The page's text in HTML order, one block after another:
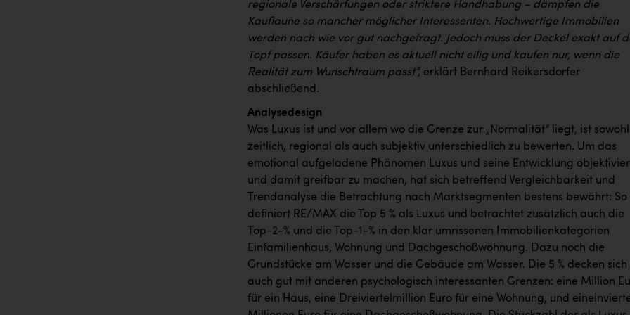
regionale Verschärfungen oder striktere Handhabung – dämpfen die
Kauflaune so mancher möglicher Interessenten. Hochwertige Immobilien
werden nach wie vor gut nachgefragt. Jedoch muss der Deckel exakt auf
Topf passen. Käufer haben es aktuell nicht eilig und kaufen nur, wenn die
Realität zum Wunschtraum passt“, erklärt Bernhard Reikersdorfer
abschließend.
Analysedesign
Was Luxus ist und vor allem wo die Grenze zur „Normalität“ liegt, ist sowohl
zeitlich, regional als auch subjektiv unterschiedlich zu bewerten. Um das
emotional aufgeladene Phänomen Luxus und seine Entwicklung
und damit greifbar zu machen, hat sich betreffend Vergleichbarkeit und
Trendanalyse die Betrachtung nach Marktsegmenten bestens bewährt: So
definiert RE/MAX die Top 5 % als Luxus und betrachtet zusätzlich auch die
Top-2-% und die Top-1-% in den klar umrissenen Immobilienkategorien
Einfamilienhaus, Wohnung und Dachgeschoßwohnung. Dazu noch die
Grundstücke am Wasser und die Gebäude am Wasser. Die 5 % decken sich
auch gut mit anderen psychologisch interessanten Grenzen: eine Million
für ein Haus, eine Dreiviertelmillion Euro für eine Wohnung, und